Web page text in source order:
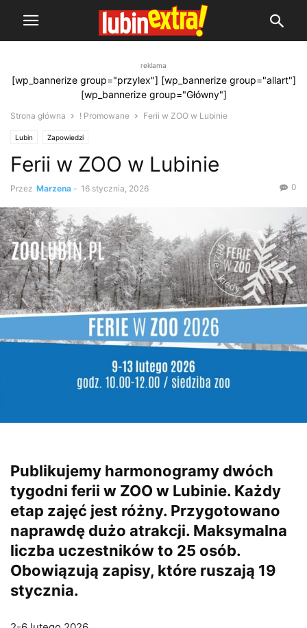
reklama
[wp_bannerize group="przylex"] [wp_bannerize group="allart"]
[wp_bannerize group="Główny"]
Strona główna ! Promowane Ferii w ZOO w Lubinie
Lubin Zapowiedzi
Ferii w ZOO w Lubinie
Przez Marzena - 16 stycznia, 2026 0
Publikujemy harmonogramy dwóch
tygodni ferii w ZOO w Lubinie. Każdy
etap zajęć jest różny. Przygotowano
naprawdę dużo atrakcji. Maksymalna
liczba uczestników to 25 osób.
Obowiązują zapisy, które ruszają 19
stycznia.